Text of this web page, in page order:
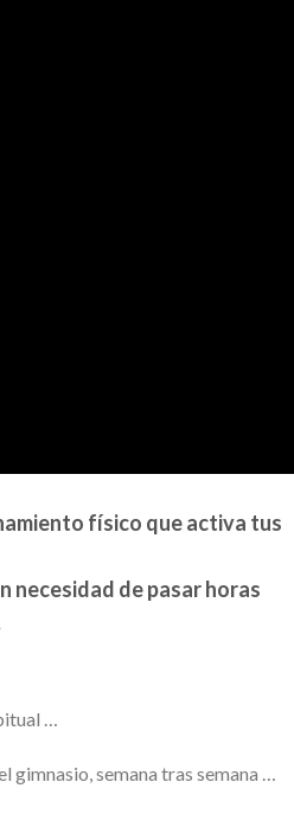
físico que activa tus
de pasar horas
…
semana tras semana …